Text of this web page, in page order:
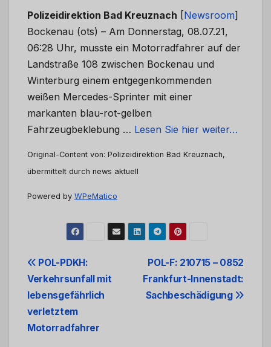
Polizeidirektion Bad Kreuznach [Newsroom]
Bockenau (ots) – Am Donnerstag, 08.07.21,
06:28 Uhr, musste ein Motorradfahrer auf der
Landstraße 108 zwischen Bockenau und
Winterburg einem entgegenkommenden
weißen Mercedes-Sprinter mit einer
markanten blau-rot-gelben
Fahrzeugbeklebung … Lesen Sie hier weiter…
Original-Content von: Polizeidirektion Bad Kreuznach,
übermittelt durch news aktuell
Powered by WPeMatico
Beitrags-
Navigation
POL-F: 210715 – 0852
Frankfurt-Innenstadt:
Sachbeschädigung
POL-PDKH:
Verkehrsunfall mit
lebensgefährlich
verletztem
Motorradfahrer